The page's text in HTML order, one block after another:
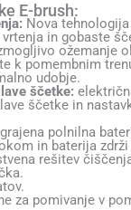
E-brush:
Nova
in gobaste
ožemanje
k pomembnim
udobje.
ščetke:
ščetke in
polnilna
in baterija zdrži
rešitev
za pomivanje v